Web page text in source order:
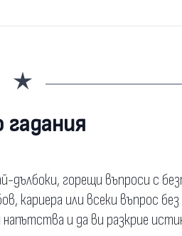
гадания
горещи въпроси с
кариера или всеки въпрос
и да ви разкрие